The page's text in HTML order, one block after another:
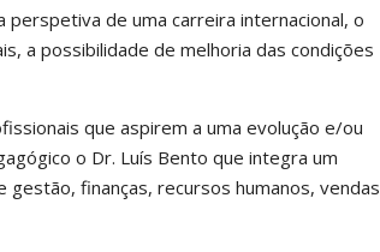
de uma carreira internacional, o
a possibilidade de melhoria das condições
que aspirem a uma evolução e/ou
o Dr. Luís Bento que integra um
finanças, recursos humanos, vendas